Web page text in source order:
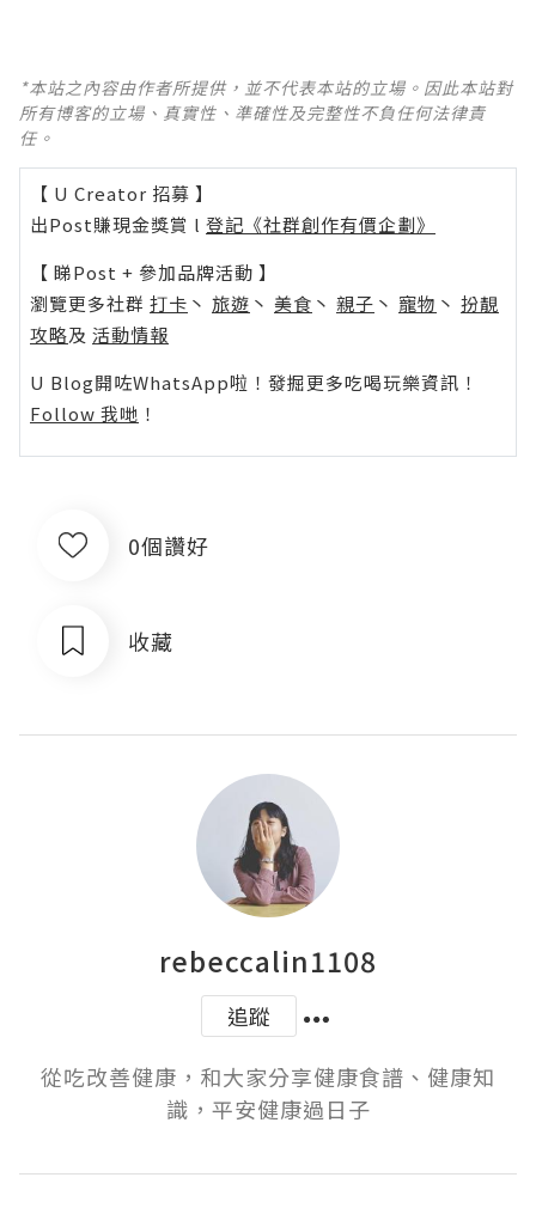
*本站之內容由作者所提供，並不代表本站的立場。因此本站對
所有博客的立場、真實性、準確性及完整性不負任何法律責
任。
【 U Creator 招募 】
出Post賺現金獎賞 l 登記《社群創作有價企劃》
【 睇Post + 參加品牌活動 】
瀏覽更多社群 打卡 丶 旅遊 丶 美食 丶 親子 丶 寵物 丶 扮靚
攻略及 活動情報
U Blog開咗WhatsApp啦！發掘更多吃喝玩樂資訊！
Follow 我哋 ！
0個讚好
收藏
rebeccalin1108
追蹤
從吃改善健康，和大家分享健康食譜、健康知
識，平安健康過日子